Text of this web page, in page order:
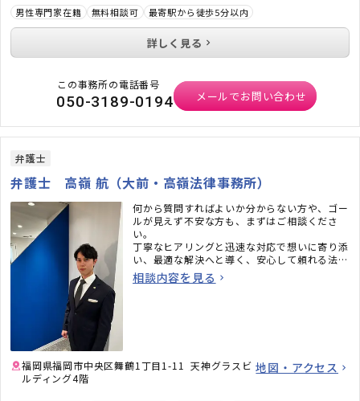
男性専門家在籍 無料相談可 最寄駅から徒歩5分以内
詳しく見る
この事務所の電話番号
050-3189-0194 メールでお問い合わせ
弁護士
弁護士 高嶺 航（大前・高嶺法律事務所）
何から質問すればよいか分からない方や、ゴー
ルが見えず不安な方も、まずはご相談くださ
い。
丁寧なヒアリングと迅速な対応で想いに寄り添
い、最適な解決へと導く、安心して頼れる法律
事務所です。
相談内容を見る
福岡県福岡市中央区舞鶴1丁目1-11 天神グラスビ
ルディング4階
地図・アクセス